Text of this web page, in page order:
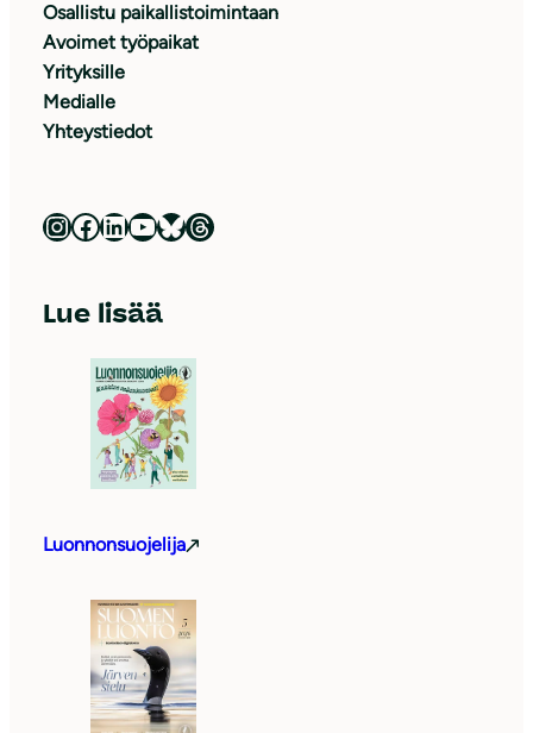
Osallistu paikallistoimintaan
Avoimet työpaikat
Yrityksille
Medialle
Yhteystiedot
Luonnonsuojeluliitto Instagramissa Luonnonsuojeluliitto Facebookissa Luonnonsuojeluliitto LinkedInissä Luonnonsuojeluliiton YouTube-kanava Luonnonsuojeluliitto Blueskyssa Luonnonsuojeluliitto Threadsissa
Lue lisää
Luonnonsuojelija